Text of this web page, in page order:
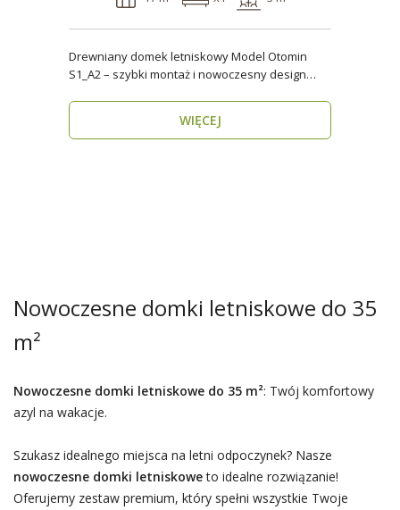
Drewniany domek letniskowy Model Otomin
S1_A2 – szybki montaż i nowoczesny design
WIĘCEJ
Nowoczesne domki letniskowe do 35
m²
Nowoczesne domki letniskowe do 35 m²: Twój komfortowy
azyl na wakacje.
Szukasz idealnego miejsca na letni odpoczynek? Nasze
nowoczesne domki letniskoweto idealne rozwiązanie!
Oferujemy zestaw premium, który spełni wszystkie Twoje